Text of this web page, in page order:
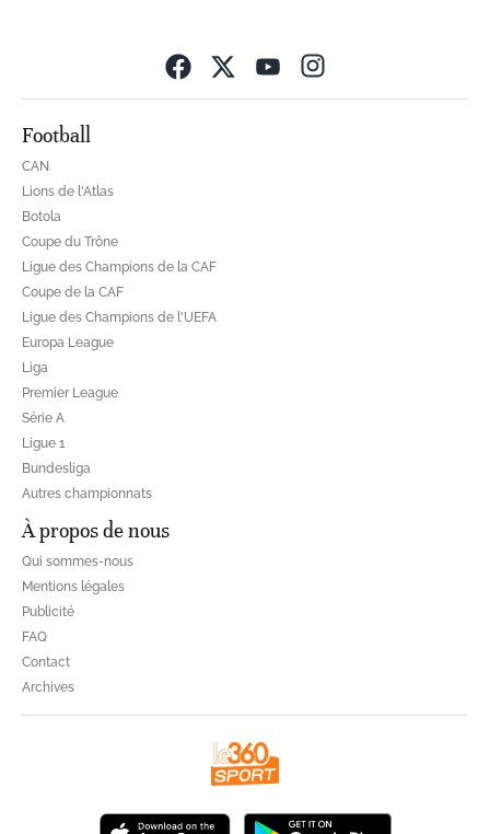
Football
CAN
Lions de l'Atlas
Botola
Coupe du Trône
Ligue des Champions de la CAF
Coupe de la CAF
Ligue des Champions de l'UEFA
Europa League
Liga
Premier League
Série A
Ligue 1
Bundesliga
Autres championnats
À propos de nous
Qui sommes-nous
Mentions légales
Publicité
FAQ
Contact
Archives